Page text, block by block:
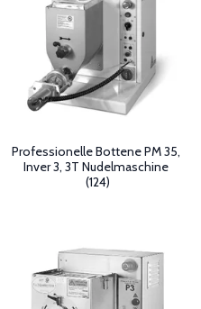
Professionelle Bottene PM 35,
Inver 3, 3T Nudelmaschine
(124)